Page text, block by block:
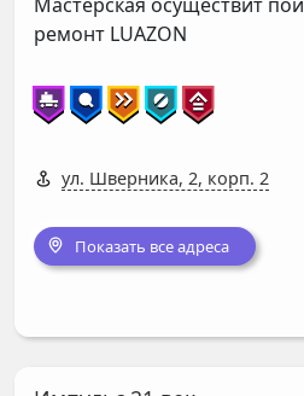
ремонт LUAZON
ул. Шверника, 2, корп. 2
Показать все адреса